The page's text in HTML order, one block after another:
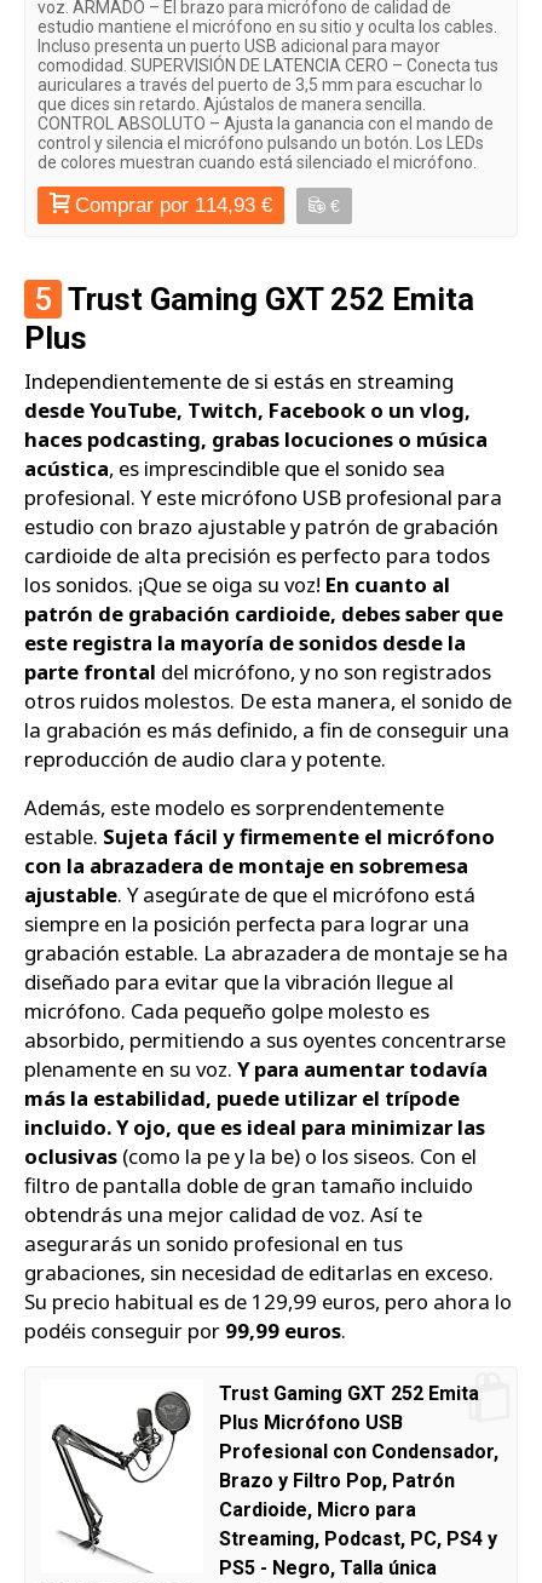
voz. ARMADO – El brazo para micrófono de calidad de
estudio mantiene el micrófono en su sitio y oculta los cables.
Incluso presenta un puerto USB adicional para mayor
comodidad. SUPERVISIÓN DE LATENCIA CERO – Conecta tus
auriculares a través del puerto de 3,5 mm para escuchar lo
que dices sin retardo. Ajústalos de manera sencilla.
CONTROL ABSOLUTO – Ajusta la ganancia con el mando de
control y silencia el micrófono pulsando un botón. Los LEDs
de colores muestran cuando está silenciado el micrófono.
Comprar por 114,93 € €
5 Trust Gaming GXT 252 Emita
Plus
Independientemente de si estás en streaming
desde YouTube, Twitch, Facebook o un vlog,
haces podcasting, grabas locuciones o música
acústica, es imprescindible que el sonido sea
profesional. Y este micrófono USB profesional para
estudio con brazo ajustable y patrón de grabación
cardioide de alta precisión es perfecto para todos
los sonidos. ¡Que se oiga su voz! En cuanto al
patrón de grabación cardioide, debes saber que
este registra la mayoría de sonidos desde la
parte frontal del micrófono, y no son registrados
otros ruidos molestos. De esta manera, el sonido de
la grabación es más definido, a fin de conseguir una
reproducción de audio clara y potente.
Además, este modelo es sorprendentemente
estable. Sujeta fácil y firmemente el micrófono
con la abrazadera de montaje en sobremesa
ajustable. Y asegúrate de que el micrófono está
siempre en la posición perfecta para lograr una
grabación estable. La abrazadera de montaje se ha
diseñado para evitar que la vibración llegue al
micrófono. Cada pequeño golpe molesto es
absorbido, permitiendo a sus oyentes concentrarse
plenamente en su voz. Y para aumentar todavía
más la estabilidad, puede utilizar el trípode
incluido. Y ojo, que es ideal para minimizar las
oclusivas (como la pe y la be) o los siseos. Con el
filtro de pantalla doble de gran tamaño incluido
obtendrás una mejor calidad de voz. Así te
asegurarás un sonido profesional en tus
grabaciones, sin necesidad de editarlas en exceso.
Su precio habitual es de 129,99 euros, pero ahora lo
podéis conseguir por 99,99 euros.
Trust Gaming GXT 252 Emita
Plus Micrófono USB
Profesional con Condensador,
Brazo y Filtro Pop, Patrón
Cardioide, Micro para
Streaming, Podcast, PC, PS4 y
PS5 - Negro, Talla única